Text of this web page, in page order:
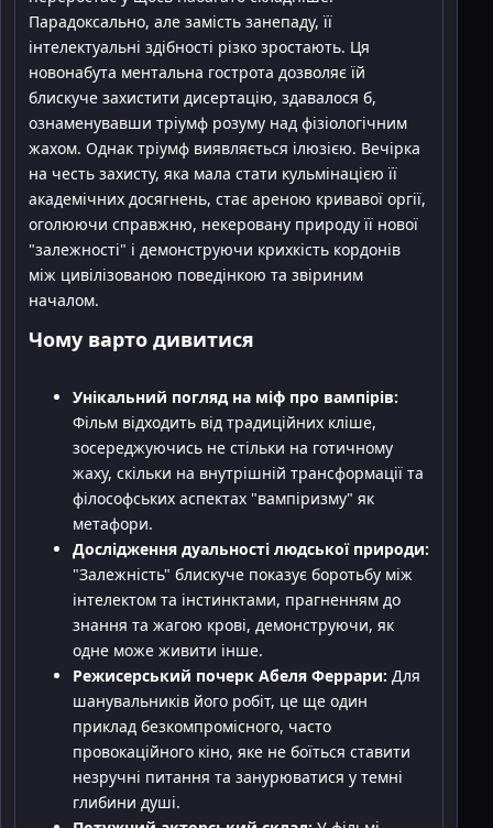
Парадоксально, але замість занепаду, її
інтелектуальні здібності різко зростають. Ця
новонабута ментальна гострота дозволяє їй
блискуче захистити дисертацію, здавалося б,
ознаменувавши тріумф розуму над фізіологічним
жахом. Однак тріумф виявляється ілюзією. Вечірка
на честь захисту, яка мала стати кульмінацією її
академічних досягнень, стає ареною кривавої оргії,
оголюючи справжню, некеровану природу її нової
"залежності" і демонструючи крихкість кордонів
між цивілізованою поведінкою та звіриним
началом.
Чому варто дивитися
Унікальний погляд на міф про вампірів:
Фільм відходить від традиційних кліше,
зосереджуючись не стільки на готичному
жаху, скільки на внутрішній трансформації та
філософських аспектах "вампіризму" як
метафори.
Дослідження дуальності людської природи:
"Залежність" блискуче показує боротьбу між
інтелектом та інстинктами, прагненням до
знання та жагою крові, демонструючи, як
одне може живити інше.
Режисерський почерк Абеля Феррари: Для
шанувальників його робіт, це ще один
приклад безкомпромісного, часто
провокаційного кіно, яке не боїться ставити
незручні питання та занурюватися у темні
глибини душі.